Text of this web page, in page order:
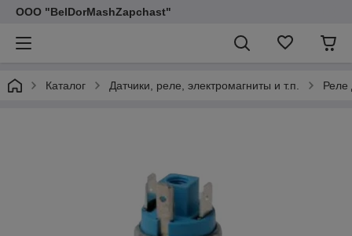
ООО "BelDorMashZapchast"
Каталог Датчики, реле, электромагниты и т.п. Реле